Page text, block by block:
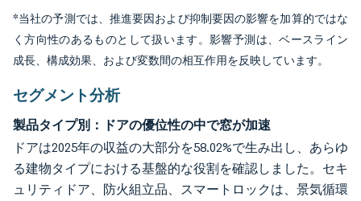
*当社の予測では、推進要因および抑制要因の影響を加算的ではな
く方向性のあるものとして扱います。影響予測は、ベースライン
成長、構成効果、および変数間の相互作用を反映しています。
セグメント分析
製品タイプ別：ドアの優位性の中で窓が加速
ドアは2025年の収益の大部分を58.02%で生み出し、あらゆ
る建物タイプにおける基盤的な役割を確認しました。セキ
ュリティドア、防火組立品、スマートロックは、景気循環